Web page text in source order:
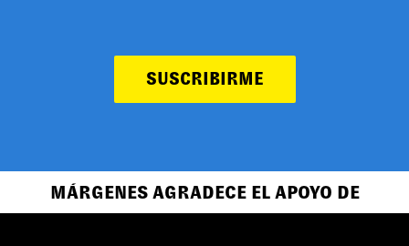
SUSCRIBIRME
MÁRGENES AGRADECE EL APOYO DE